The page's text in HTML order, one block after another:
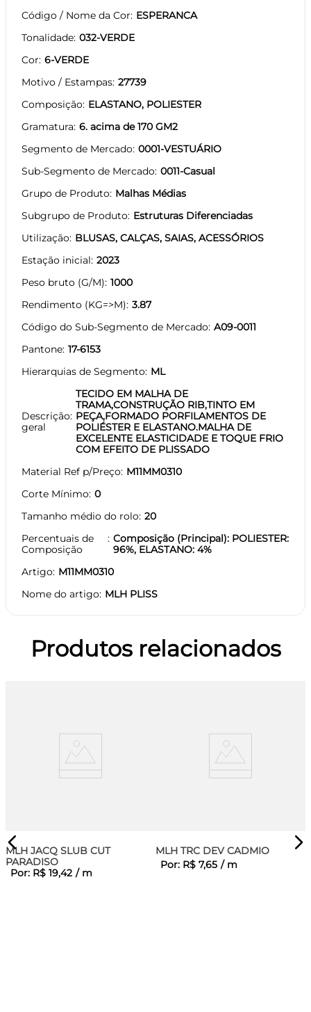
Código / Nome da Cor ESPERANCA
Tonalidade 032-VERDE
Cor 6-VERDE
Motivo / Estampas 27739
Composição ELASTANO, POLIESTER
Gramatura 6. acima de 170 GM2
Segmento de Mercado 0001-VESTUÁRIO
Sub-Segmento de Mercado 0011-Casual
Grupo de Produto Malhas Médias
Subgrupo de Produto Estruturas Diferenciadas
Utilização BLUSAS, CALÇAS, SAIAS, ACESSÓRIOS
Estação inicial 2023
Peso bruto (G/M) 1000
Rendimento (KG=>M) 3.87
Código do Sub-Segmento de Mercado A09-0011
Pantone 17-6153
Hierarquias de Segmento ML
Descrição
geral
TECIDO EM MALHA DE
TRAMA,CONSTRUÇÃO RIB,TINTO EM
PEÇA,FORMADO PORFILAMENTOS DE
POLIÉSTER E ELASTANO.MALHA DE
EXCELENTE ELASTICIDADE E TOQUE FRIO
COM EFEITO DE PLISSADO
Material Ref p/Preço M11MM0310
Corte Mínimo 0
Tamanho médio do rolo 20
Percentuais de
Composição
Composição (Principal): POLIESTER:
96%, ELASTANO: 4%
Artigo M11MM0310
Nome do artigo MLH PLISS
Produtos relacionados
MLH JACQ SLUB CUT
PARADISO
Por: R$ 19,42 / m
MLH TRC DEV CADMIO
Por: R$ 7,65 / m